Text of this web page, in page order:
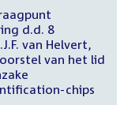
d.d. 8
van Helvert,
van het lid
chips